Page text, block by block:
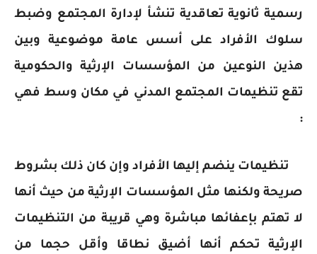
رسمية ثانوية تعاقدية تنشأ لإدارة المجتمع وضبط
سلوك الأفراد على أسس عامة موضوعية وبين
هذين النوعين من المؤسسات الإرثية والحكومية
تقع تنظيمات المجتمع المدني في مكان وسط فهي
:
تنظيمات ينضم إليها الأفراد وإن كان ذلك بشروط
صريحة ولكنها مثل المؤسسات الإرثية من حيث أنها
لا تهتم بإعفائها مباشرة وهي قريبة من التنظيمات
الإرثية تحكم أنها أضيق نطاقا وأقل حجما من